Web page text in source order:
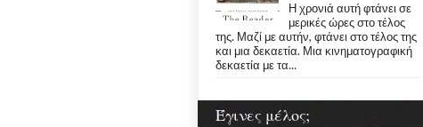
Η χρονιά αυτή φτάνει σε
μερικές ώρες στο τέλος
της. Μαζί με αυτήν, φτάνει στο τέλος της
και μια δεκαετία. Μια κινηματογραφική
δεκαετία με τα...
Έγινες μέλος;